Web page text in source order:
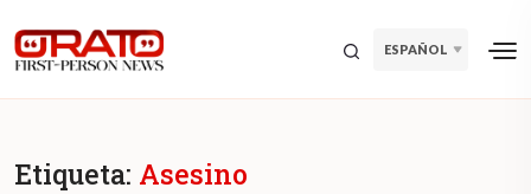
ESPAÑOL
Etiqueta: Asesino